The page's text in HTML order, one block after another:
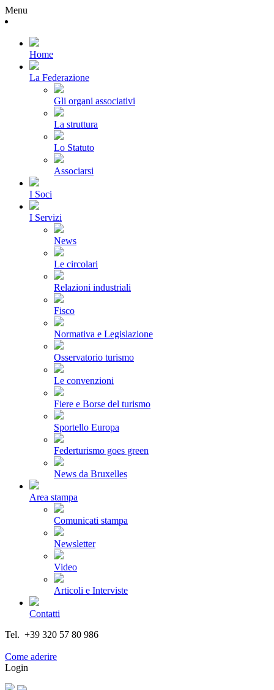
Menu
Home
La Federazione
Gli organi associativi
La struttura
Lo Statuto
Associarsi
I Soci
I Servizi
News
Le circolari
Relazioni industriali
Fisco
Normativa e Legislazione
Osservatorio turismo
Le convenzioni
Fiere e Borse del turismo
Sportello Europa
Federturismo goes green
News da Bruxelles
Area stampa
Comunicati stampa
Newsletter
Video
Articoli e Interviste
Contatti
Tel. +39 320 57 80 986
Come aderire
Login